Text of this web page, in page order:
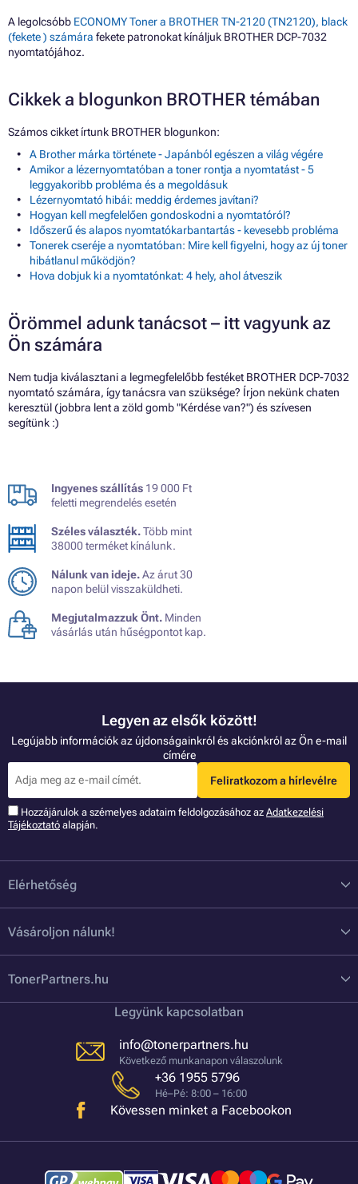
A legolcsóbb ECONOMY Toner a BROTHER TN-2120 (TN2120), black
(fekete ) számára fekete patronokat kínáljuk BROTHER DCP-7032
nyomtatójához.
Cikkek a blogunkon BROTHER témában
Számos cikket írtunk BROTHER blogunkon:
A Brother márka története - Japánból egészen a világ végére
Amikor a lézernyomtatóban a toner rontja a nyomtatást - 5
leggyakoribb probléma és a megoldásuk
Lézernyomtató hibái: meddig érdemes javítani?
Hogyan kell megfelelően gondoskodni a nyomtatóról?
Időszerű és alapos nyomtatókarbantartás - kevesebb probléma
Tonerek cseréje a nyomtatóban: Mire kell figyelni, hogy az új toner
hibátlanul működjön?
Hova dobjuk ki a nyomtatónkat: 4 hely, ahol átveszik
Örömmel adunk tanácsot – itt vagyunk az
Ön számára
Nem tudja kiválasztani a legmegfelelőbb festéket BROTHER DCP-7032
nyomtató számára, így tanácsra van szüksége? Írjon nekünk chaten
keresztül (jobbra lent a zöld gomb "Kérdése van?") és szívesen
segítünk :)
Ingyenes szállítás 19 000 Ft
feletti megrendelés esetén
Széles választék.Több mint
38000 terméket kínálunk.
Nálunk van ideje.Az árut 30
napon belül visszaküldheti.
Megjutalmazzuk Önt. Minden
vásárlás után hűségpontot kap.
Legyen az elsők között!
Legújabb információk az újdonságainkról és akciónkról az Ön e-mail
címére
Feliratkozom a hírlevélre
Hozzájárulok a szémelyes adataim feldolgozásához az Adatkezelési
Tájékoztató alapján.
Elérhetőség
Vásároljon nálunk!
TonerPartners.hu
Legyünk kapcsolatban
info@tonerpartners.hu
Következő munkanapon válaszolunk
+36 1955 5796
Hé–Pé: 8:00 – 16:00
Kövessen minket a Facebookon